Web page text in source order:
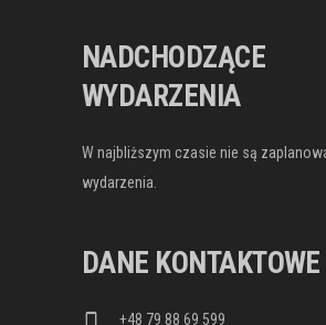
NADCHODZĄCE
WYDARZENIA
W najbliższym czasie nie są
wydarzenia.
DANE KONTAKTOWE
+48 79 88 69 599